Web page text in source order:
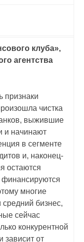
клуба»,
агентства
признаки
чистка
выжившие
и начинают
в сегменте
и, наконец-
остаются
многие
бизнес,
сейчас
конкурентной
зависит от